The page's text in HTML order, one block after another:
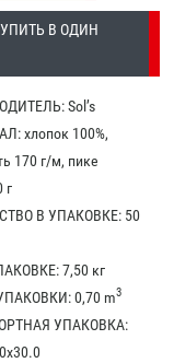
В ОДИН
Sol’s
хлопок 100%,
170 г/м, пике
г
В УПАКОВКЕ: 50
7,50 кг
0,70 m3
УПАКОВКА: